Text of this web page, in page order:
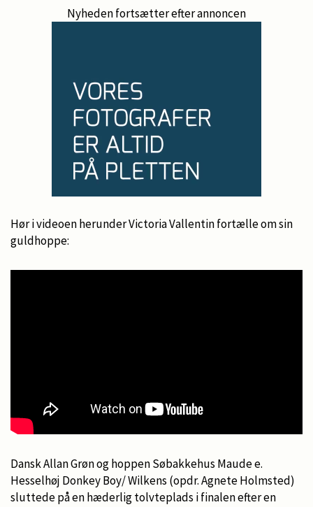
Nyheden fortsætter efter annoncen
Hør i videoen herunder Victoria Vallentin fortælle om sin
guldhoppe:
Dansk Allan Grøn og hoppen Søbakkehus Maude e.
Hesselhøj Donkey Boy/ Wilkens (opdr. Agnete Holmsted)
sluttede på en hæderlig tolvteplads i finalen efter en